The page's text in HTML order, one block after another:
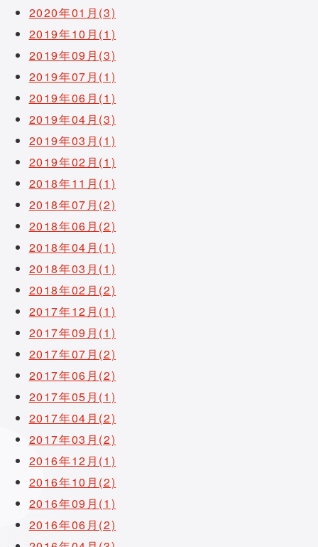
2020年01月(3)
2019年10月(1)
2019年09月(3)
2019年07月(1)
2019年06月(1)
2019年04月(3)
2019年03月(1)
2019年02月(1)
2018年11月(1)
2018年07月(2)
2018年06月(2)
2018年04月(1)
2018年03月(1)
2018年02月(2)
2017年12月(1)
2017年09月(1)
2017年07月(2)
2017年06月(2)
2017年05月(1)
2017年04月(2)
2017年03月(2)
2016年12月(1)
2016年10月(2)
2016年09月(1)
2016年06月(2)